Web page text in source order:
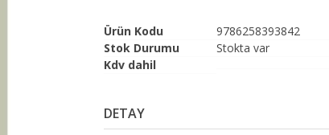
Ürün Kodu
9786258393842
Stok Durumu
Stokta var
Kdv dahil
DETAY